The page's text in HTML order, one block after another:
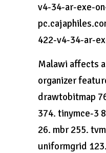
v4-34-ar-exe-
422-v4-34-ar-
Malawi affects
organizer
drawtobitmap
374. tinymce-3
26. mbr 255.
uniformgrid